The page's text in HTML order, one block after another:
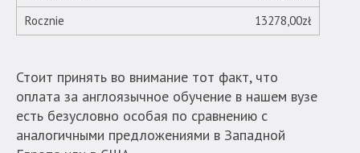
13278,00zł
Стоит принять во внимание тот факт, что
оплата за англоязычное обучение в нашем вузе
есть безусловно особая по сравнению с
аналогичными предложениями в Западной